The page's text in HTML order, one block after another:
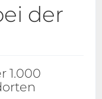
der
1.000